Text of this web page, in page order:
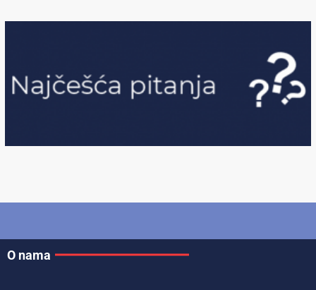
O nama